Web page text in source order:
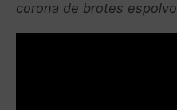
corona de brotes